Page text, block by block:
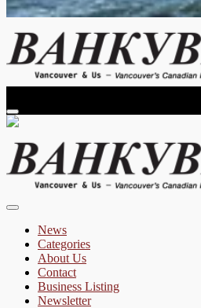
Vancouver & Us
News
Categories
About Us
Contact
Business Listing
Newsletter